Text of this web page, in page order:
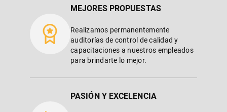
MEJORES PROPUESTAS
Realizamos permanentemente
auditorías de control de calidad y
capacitaciones a nuestros empleados
para brindarte lo mejor.
PASIÓN Y EXCELENCIA